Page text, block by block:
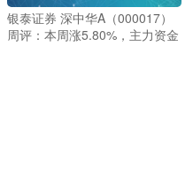
银泰证券 深中华A（000017）
周评：本周涨5.80%，主力资金